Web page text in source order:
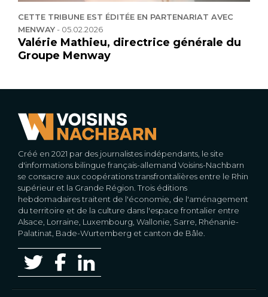
CETTE TRIBUNE EST ÉDITÉE EN PARTENARIAT AVEC
MENWAY- 05.02.2026
Valérie Mathieu, directrice générale du
Groupe Menway
Créé en 2021 par des journalistes indépendants, le site
d'informations bilingue français-allemand Voisins-Nachbarn
se consacre aux coopérations transfrontalières entre le Rhin
supérieur et la Grande Région. Trois éditions
hebdomadaires traitent de l'économie, de l'aménagement
du territoire et de la culture dans l'espace frontalier entre
Alsace, Lorraine, Luxembourg, Wallonie, Sarre, Rhénanie-
Palatinat, Bade-Wurtemberg et canton de Bâle.